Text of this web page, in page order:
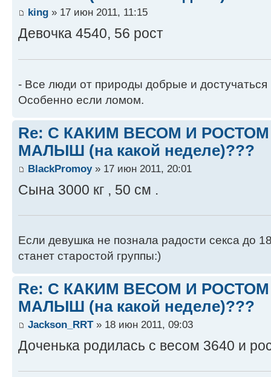
king » 17 июн 2011, 11:15
Девочка 4540, 56 рост
- Все люди от природы добрые и
Особенно если ломом.
Re: С КАКИМ ВЕСОМ И
МАЛЫШ (на какой неделе)???
BlackPromoy» 17 июн 2011, 20:01
Сына 3000 кг , 50 см .
Если девушка не познала радости секса до
станет старостой группы:)
Re: С КАКИМ ВЕСОМ И
МАЛЫШ (на какой неделе)???
Jackson_RRT» 18 июн 2011, 09:03
Доченька родилась с весом 3640 и